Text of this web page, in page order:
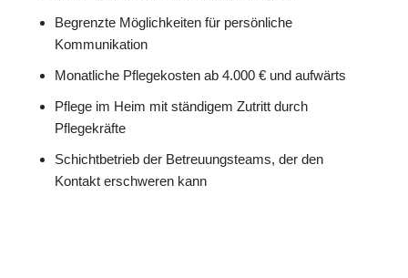
Begrenzte Möglichkeiten für persönliche
Kommunikation
Monatliche Pflegekosten ab 4.000 € und aufwärts
Pflege im Heim mit ständigem Zutritt durch
Pflegekräfte
Schichtbetrieb der Betreuungsteams, der den
Kontakt erschweren kann